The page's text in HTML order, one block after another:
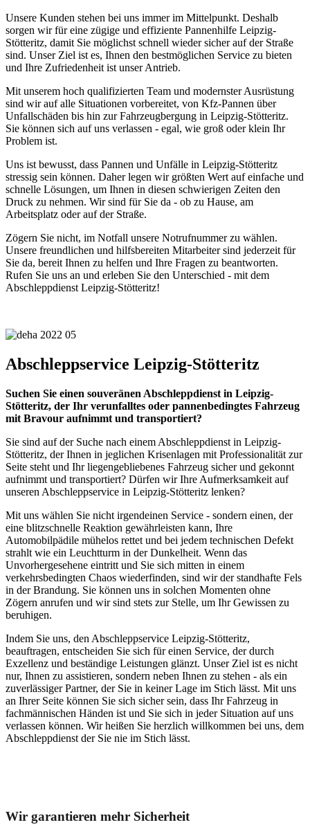
Unsere Kunden stehen bei uns immer im Mittelpunkt. Deshalb
sorgen wir für eine zügige und effiziente Pannenhilfe Leipzig-
Stötteritz, damit Sie möglichst schnell wieder sicher auf der Straße
sind. Unser Ziel ist es, Ihnen den bestmöglichen Service zu bieten
und Ihre Zufriedenheit ist unser Antrieb.
Mit unserem hoch qualifizierten Team und modernster Ausrüstung
sind wir auf alle Situationen vorbereitet, von Kfz-Pannen über
Unfallschäden bis hin zur Fahrzeugbergung in Leipzig-Stötteritz.
Sie können sich auf uns verlassen - egal, wie groß oder klein Ihr
Problem ist.
Uns ist bewusst, dass Pannen und Unfälle in Leipzig-Stötteritz
stressig sein können. Daher legen wir größten Wert auf einfache und
schnelle Lösungen, um Ihnen in diesen schwierigen Zeiten den
Druck zu nehmen. Wir sind für Sie da - ob zu Hause, am
Arbeitsplatz oder auf der Straße.
Zögern Sie nicht, im Notfall unsere Notrufnummer zu wählen.
Unsere freundlichen und hilfsbereiten Mitarbeiter sind jederzeit für
Sie da, bereit Ihnen zu helfen und Ihre Fragen zu beantworten.
Rufen Sie uns an und erleben Sie den Unterschied - mit dem
Abschleppdienst Leipzig-Stötteritz!
Abschleppservice Leipzig-Stötteritz
Suchen Sie einen souveränen Abschleppdienst in Leipzig-
Stötteritz, der Ihr verunfalltes oder pannenbedingtes Fahrzeug
mit Bravour aufnimmt und transportiert?
Sie sind auf der Suche nach einem Abschleppdienst in Leipzig-
Stötteritz, der Ihnen in jeglichen Krisenlagen mit Professionalität zur
Seite steht und Ihr liegengebliebenes Fahrzeug sicher und gekonnt
aufnimmt und transportiert? Dürfen wir Ihre Aufmerksamkeit auf
unseren Abschleppservice in Leipzig-Stötteritz lenken?
Mit uns wählen Sie nicht irgendeinen Service - sondern einen, der
eine blitzschnelle Reaktion gewährleisten kann, Ihre
Automobilpädile mühelos rettet und bei jedem technischen Defekt
strahlt wie ein Leuchtturm in der Dunkelheit. Wenn das
Unvorhergesehene eintritt und Sie sich mitten in einem
verkehrsbedingten Chaos wiederfinden, sind wir der standhafte Fels
in der Brandung. Sie können uns in solchen Momenten ohne
Zögern anrufen und wir sind stets zur Stelle, um Ihr Gewissen zu
beruhigen.
Indem Sie uns, den Abschleppservice Leipzig-Stötteritz,
beauftragen, entscheiden Sie sich für einen Service, der durch
Exzellenz und beständige Leistungen glänzt. Unser Ziel ist es nicht
nur, Ihnen zu assistieren, sondern neben Ihnen zu stehen - als ein
zuverlässiger Partner, der Sie in keiner Lage im Stich lässt. Mit uns
an Ihrer Seite können Sie sich sicher sein, dass Ihr Fahrzeug in
fachmännischen Händen ist und Sie sich in jeder Situation auf uns
verlassen können. Wir heißen Sie herzlich willkommen bei uns, dem
Abschleppdienst der Sie nie im Stich lässt.
Wir garantieren mehr Sicherheit